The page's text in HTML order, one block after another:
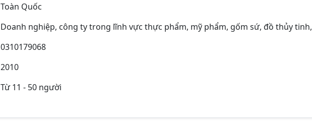
Toàn Quốc
Doanh nghiệp, công ty trong lĩnh vực thực phẩm, mỹ phẩm, gốm sứ, đồ thủy
0310179068
2010
Từ 11 - 50 người